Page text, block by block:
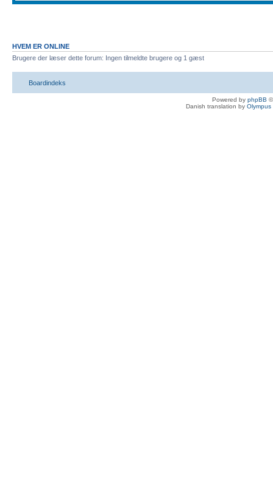
HVEM ER ONLINE
Brugere der læser dette forum: Ingen tilmeldte brugere og 1 gæst
Boardindeks
Powered by phpBB
Danish translation by Olympus